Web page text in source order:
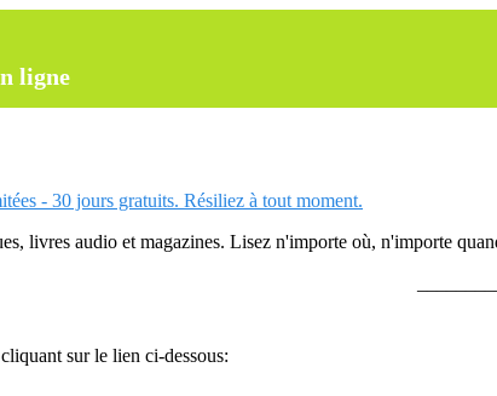
ligne
- 30 jours gratuits. Résiliez à tout moment.
livres audio et magazines. Lisez n'importe où, n'importe
sur le lien ci-dessous: